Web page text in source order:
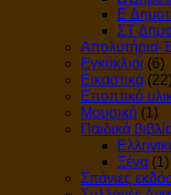
Ε
ΣΤ
Απολυτήρια-
Εγκύκλιοι (6)
Εικαστικά
Εποπτικό
Μουσική (1)
Παιδικά
Ξένα (1)
Σπάνιες